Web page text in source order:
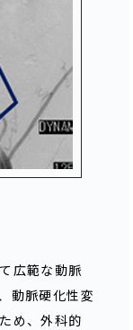
広範な動脈
動脈硬化性変
め、外科的